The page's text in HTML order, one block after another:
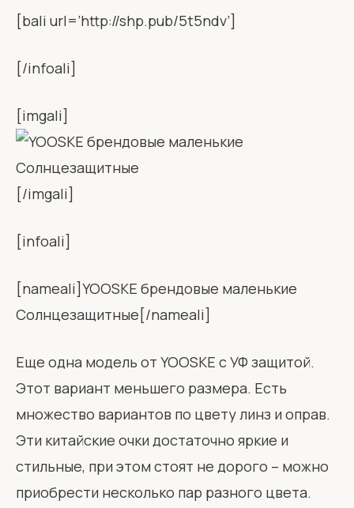
[bali url=’http://shp.pub/5t5ndv’]
[/infoali]
[imgali]
[/imgali]
[infoali]
[nameali]YOOSKE брендовые маленькие
Солнцезащитные[/nameali]
Еще одна модель от YOOSKE с УФ защитой.
Этот вариант меньшего размера. Есть
множество вариантов по цвету линз и оправ.
Эти китайские очки достаточно яркие и
стильные, при этом стоят не дорого – можно
приобрести несколько пар разного цвета.